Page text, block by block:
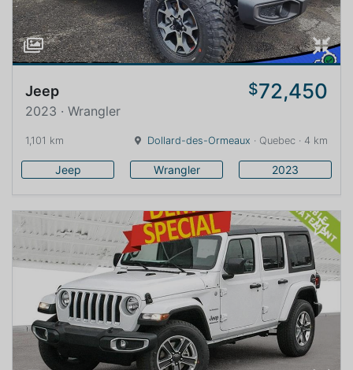
Jeep $72,450
2023 · Wrangler
1,101 km Dollard-des-Ormeaux · Quebec · 4 km
Jeep Wrangler 2023